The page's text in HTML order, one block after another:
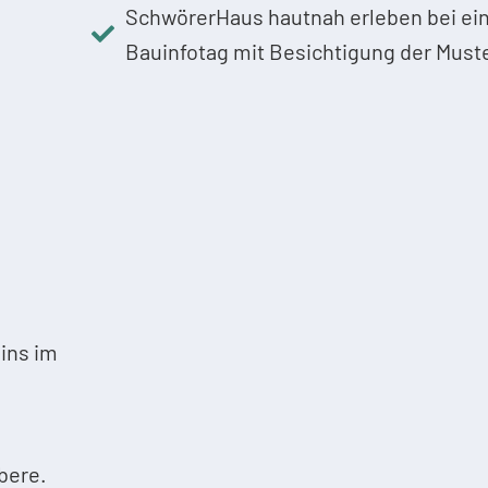
SchwörerHaus hautnah erleben bei
Bauinfotag mit Besichtigung der
im